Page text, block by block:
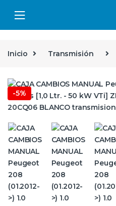
Inicio Transmisión
-5%